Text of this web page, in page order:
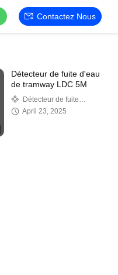
Contactez Nous
Détecteur de fuite d'eau
de tramway LDC 5M
Détecteur de fuite
ultrasonique de conduite
April 23, 2025